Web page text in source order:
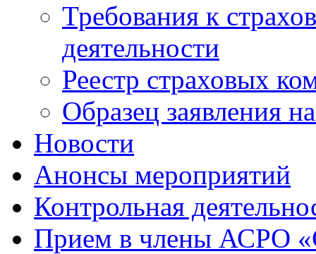
Требования к
деятельности
Реестр страховых
Образец заявления
Новости
Анонсы мероприятий
Контрольная
Прием в члены АСРО